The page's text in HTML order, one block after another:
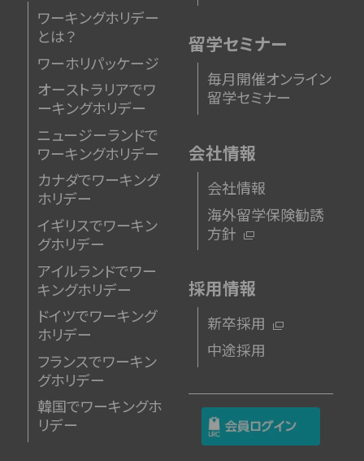
ワーキングホリデー
とは？
ワーホリパッケージ
オーストラリアでワ
ーキングホリデー
ニュージーランドで
ワーキングホリデー
カナダでワーキング
ホリデー
イギリスでワーキン
グホリデー
アイルランドでワー
キングホリデー
ドイツでワーキング
ホリデー
フランスでワーキン
グホリデー
韓国でワーキングホ
リデー
留学セミナー
毎月開催オンライン
留学セミナー
会社情報
会社情報
海外留学保険勧誘
方針
採用情報
新卒採用
中途採用